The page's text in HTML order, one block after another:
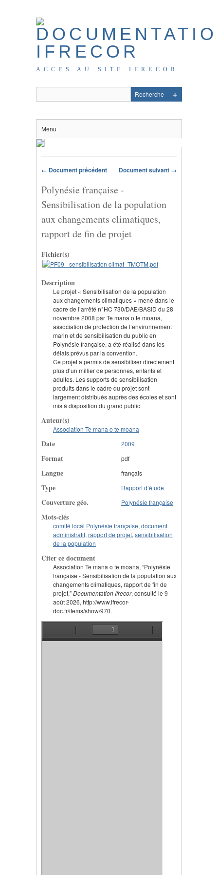
ACCES AU SITE IFRECOR
Menu
← Document précédent Document suivant →
Polynésie française -
Sensibilisation de la population
aux changements climatiques,
rapport de fin de projet
Fichier(s)
Description
Le projet « Sensibilisation de la population
aux changements climatiques » mené dans le
cadre de l’arrêté n°HC 730/DAE/BASID du 28
novembre 2008 par Te mana o te moana,
association de protection de l’environnement
marin et de sensibilisation du public en
Polynésie française, a été réalisé dans les
délais prévus par la convention.
Ce projet a permis de sensibiliser directement
plus d’un millier de personnes, enfants et
adultes. Les supports de sensibilisation
produits dans le cadre du projet sont
largement distribués auprès des écoles et sont
mis à disposition du grand public.
Auteur(s)
Association Te mana o te moana
Date 2009
Format pdf
Langue français
Type Rapport d’étude
Couverture géo. Polynésie française
Mots-clés
comité local Polynésie française, document
administratif, rapport de projet, sensibilisation
de la population
Citer ce document
Association Te mana o te moana, “Polynésie
française - Sensibilisation de la population aux
changements climatiques, rapport de fin de
projet,”Documentation Ifrecor, consulté le 9
août 2026, http://www.ifrecor-
doc.fr/items/show/970.